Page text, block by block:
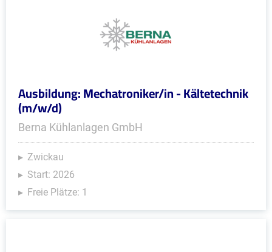
Ausbildung: Mechatroniker/in - Kältetechnik
(m/w/d)
Berna Kühlanlagen GmbH
Zwickau
Start: 2026
Freie Plätze: 1